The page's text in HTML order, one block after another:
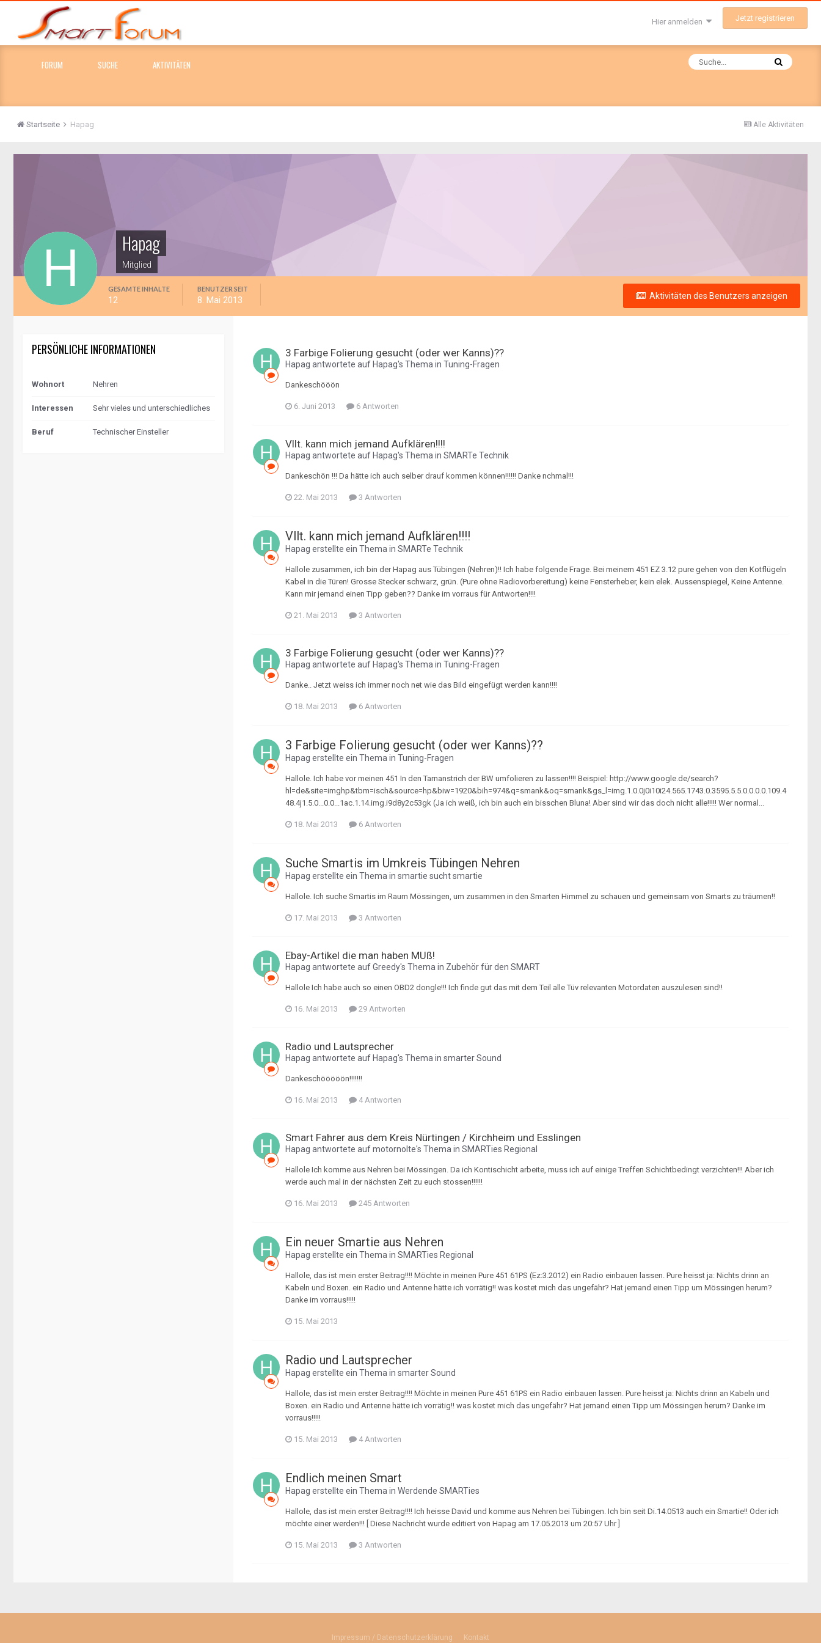
Hier anmelden Jetzt registrieren
FORUM SUCHE AKTIVITÄTEN
Alle Aktivitäten
Startseite Hapag
Hapag
Mitglied
Aktivitäten des Benutzers anzeigen
GESAMTE INHALTE
12
BENUTZER SEIT
8. Mai 2013
PERSÖNLICHE INFORMATIONEN
Wohnort Nehren
Interessen Sehr vieles und unterschiedliches
Beruf Technischer Einsteller
3 Farbige Folierung gesucht (oder wer Kanns)??
Hapag antwortete auf Hapag's Thema in Tuning-Fragen
Dankeschööön
6. Juni 2013 6 Antworten
Vllt. kann mich jemand Aufklären!!!!
Hapag antwortete auf Hapag's Thema in SMARTe Technik
Dankeschön !!! Da hätte ich auch selber drauf kommen können!!!!!! Danke nchmal!!!
22. Mai 2013 3 Antworten
Vllt. kann mich jemand Aufklären!!!!
Hapag erstellte ein Thema in SMARTe Technik
Hallole zusammen, ich bin der Hapag aus Tübingen (Nehren)!! Ich habe folgende Frage. Bei meinem 451 EZ 3.12 pure gehen von den Kotflügeln
Kabel in die Türen! Grosse Stecker schwarz, grün. (Pure ohne Radiovorbereitung) keine Fensterheber, kein elek. Aussenspiegel, Keine Antenne.
Kann mir jemand einen Tipp geben?? Danke im vorraus für Antworten!!!!
21. Mai 2013 3 Antworten
3 Farbige Folierung gesucht (oder wer Kanns)??
Hapag antwortete auf Hapag's Thema in Tuning-Fragen
Danke.. Jetzt weiss ich immer noch net wie das Bild eingefügt werden kann!!!!
18. Mai 2013 6 Antworten
3 Farbige Folierung gesucht (oder wer Kanns)??
Hapag erstellte ein Thema in Tuning-Fragen
Hallole. Ich habe vor meinen 451 In den Tarnanstrich der BW umfolieren zu lassen!!!! Beispiel: http://www.google.de/search?
hl=de&site=imghp&tbm=isch&source=hp&biw=1920&bih=974&q=smank&oq=smank&gs_l=img.1.0.0j0i10i24.565.1743.0.3595.5.5.0.0.0.0.109.4
48.4j1.5.0...0.0...1ac.1.14.img.i9d8y2c53gk (Ja ich weiß, ich bin auch ein bisschen Bluna! Aber sind wir das doch nicht alle!!!!! Wer normal...
18. Mai 2013 6 Antworten
Suche Smartis im Umkreis Tübingen Nehren
Hapag erstellte ein Thema in smartie sucht smartie
Hallole. Ich suche Smartis im Raum Mössingen, um zusammen in den Smarten Himmel zu schauen und gemeinsam von Smarts zu träumen!!
17. Mai 2013 3 Antworten
Ebay-Artikel die man haben MUß!
Hapag antwortete aufGreedy's Thema in Zubehör für den SMART
Hallole Ich habe auch so einen OBD2 dongle!!! Ich finde gut das mit dem Teil alle Tüv relevanten Motordaten auszulesen sind!!
16. Mai 2013 29 Antworten
Radio und Lautsprecher
Hapag antwortete auf Hapag's Thema in smarter Sound
Dankeschööööön!!!!!!!
16. Mai 2013 4 Antworten
Smart Fahrer aus dem Kreis Nürtingen / Kirchheim und Esslingen
Hapag antwortete aufmotornolte's Thema in SMARTies Regional
Hallole Ich komme aus Nehren bei Mössingen. Da ich Kontischicht arbeite, muss ich auf einige Treffen Schichtbedingt verzichten!!! Aber ich
werde auch mal in der nächsten Zeit zu euch stossen!!!!!!
16. Mai 2013 245 Antworten
Ein neuer Smartie aus Nehren
Hapag erstellte ein Thema in SMARTies Regional
Hallole, das ist mein erster Beitrag!!!! Möchte in meinen Pure 451 61PS (Ez:3.2012) ein Radio einbauen lassen. Pure heisst ja: Nichts drinn an
Kabeln und Boxen. ein Radio und Antenne hätte ich vorrätig!! was kostet mich das ungefähr? Hat jemand einen Tipp um Mössingen herum?
Danke im vorraus!!!!!
15. Mai 2013
Radio und Lautsprecher
Hapag erstellte ein Thema in smarter Sound
Hallole, das ist mein erster Beitrag!!!! Möchte in meinen Pure 451 61PS ein Radio einbauen lassen. Pure heisst ja: Nichts drinn an Kabeln und
Boxen. ein Radio und Antenne hätte ich vorrätig!! was kostet mich das ungefähr? Hat jemand einen Tipp um Mössingen herum? Danke im
vorraus!!!!!
15. Mai 2013 4 Antworten
Endlich meinen Smart
Hapag erstellte ein Thema in Werdende SMARTies
Hallole, das ist mein erster Beitrag!!!! Ich heisse David und komme aus Nehren bei Tübingen. Ich bin seit Di.14.0513 auch ein Smartie!! Oder ich
möchte einer werden!!! [ Diese Nachricht wurde editiert von Hapag am 17.05.2013 um 20:57 Uhr ]
15. Mai 2013 3 Antworten
Impressum / Datenschutzerklärung Kontakt